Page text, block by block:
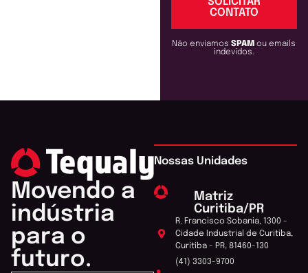
CONTATO
Não enviamosSPAMou emails
indevidos.
Movendo a
indústria
para o
futuro.
Nossas Unidades
Matriz
Curitiba/PR
R. Francisco Sobania, 1300 -
Cidade Industrial de Curitiba,
Curitiba - PR, 81460-130
(41) 3303-9700